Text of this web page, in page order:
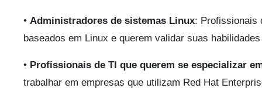
• Administradores de sistemas Linux: Profissionais
baseados em Linux e querem validar suas
• Profissionais de TI que querem se especializar
trabalhar em empresas que utilizam Red Hat